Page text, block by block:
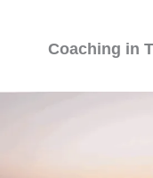
Coaching in